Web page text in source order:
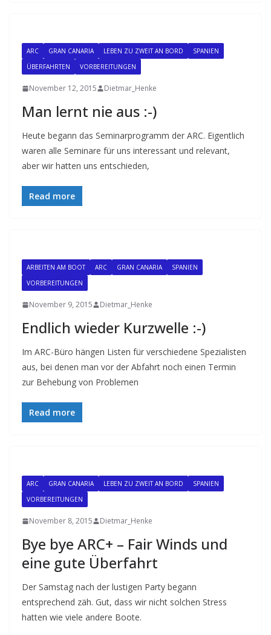
ARC GRAN CANARIA LEBEN ZU ZWEIT AN BORD
SPANIEN
ÜBERFAHRTEN
VORBEREITUNGEN
November 12, 2015 Dietmar_Henke
Man lernt nie aus :-)
Heute begann das Seminarprogramm der ARC. Eigentlich
waren alle Seminare für uns interessant und relevant,
aber wir hatten uns entschieden,
Read more
ARBEITEN AM BOOT ARC GRAN CANARIA
SPANIEN
VORBEREITUNGEN
November 9, 2015 Dietmar_Henke
Endlich wieder Kurzwelle :-)
Im ARC-Büro hängen Listen für verschiedene Spezialisten
aus, bei denen man vor der Abfahrt noch einen Termin
zur Behebung von Problemen
Read more
ARC GRAN CANARIA LEBEN ZU ZWEIT AN BORD
SPANIEN
VORBEREITUNGEN
November 8, 2015 Dietmar_Henke
Bye bye ARC+ – Fair Winds und
eine gute Überfahrt
Der Samstag nach der lustigen Party begann
entsprechend zäh. Gut, dass wir nicht solchen Stress
hatten wie viele andere Boote.